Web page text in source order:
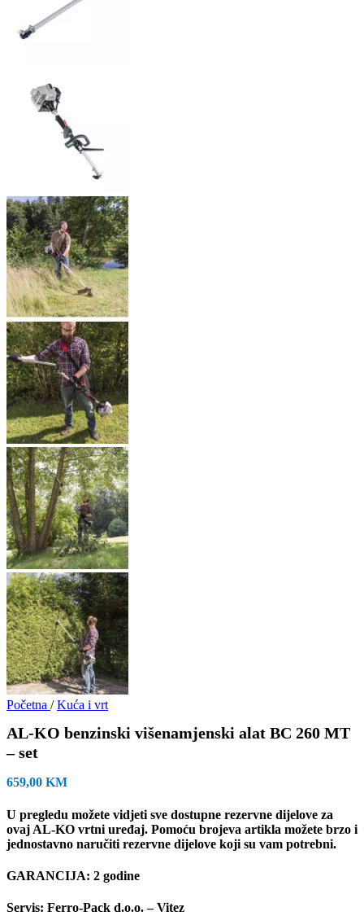
Početna / Kuća i vrt
AL-KO benzinski višenamjenski alat BC 260 MT
– set
659,00 KM
U pregledu možete vidjeti sve dostupne rezervne dijelove za
ovaj AL-KO vrtni uređaj. Pomoću brojeva artikla možete brzo i
jednostavno naručiti rezervne dijelove koji su vam potrebni.
GARANCIJA: 2 godine
Servis: Ferro-Pack d.o.o. – Vitez